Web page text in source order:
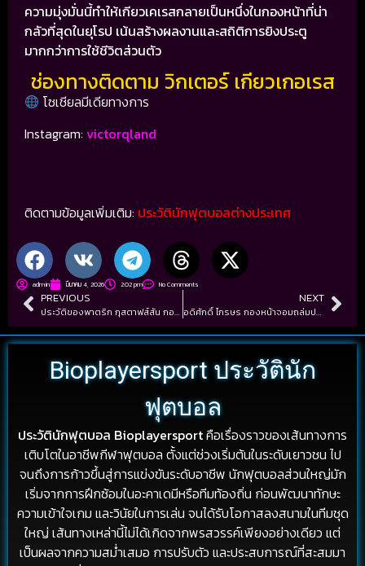
ความมุ่งมั่นนี้ทำให้เกียวเคเรสกลายเป็นหนึ่งในกองหน้าที่น่า
กลัวที่สุดในยุโรป เน้นสร้างผลงานและสถิติการยิงประตู
มากกว่าการใช้ชีวิตส่วนตัว
ช่องทางติดตาม วิกเตอร์ เกียวเกอเรส
โซเชียลมีเดียทางการ
Instagram: victorqland
ติดตามข้อมูลเพิ่มเติม: ประวัตินักฟุตบอลต่างประเทศ
admin มีนาคม 4, 2026 2:02 pm No Comments
PREVIOUS
ประวัติของพาตริก กุสตาฟส์สัน กองหน้าลูกครึ่งไทย-สวีเดน
NEXT
อดิศักดิ์ ไกรษร กองหน้าจอมถล่มประตู เส้นทางล่าตาข่ายลูกหนังไทย
Bioplayersport ประวัตินัก
ฟุตบอล
ประวัตินักฟุตบอล Bioplayersportคือเรื่องราวของเส้นทางการ
เติบโตในอาชีพกีฬาฟุตบอล ตั้งแต่ช่วงเริ่มต้นในระดับเยาวชน ไป
จนถึงการก้าวขึ้นสู่การแข่งขันระดับอาชีพ นักฟุตบอลส่วนใหญ่มัก
เริ่มจากการฝึกซ้อมในอะคาเดมีหรือทีมท้องถิ่น ก่อนพัฒนาทักษะ
ความเข้าใจเกม และวินัยในการเล่น จนได้รับโอกาสลงสนามในทีมชุด
ใหญ่ เส้นทางเหล่านี้ไม่ได้เกิดจากพรสวรรค์เพียงอย่างเดียว แต่
เป็นผลจากความสม่ำเสมอ การปรับตัว และประสบการณ์ที่สะสมมา